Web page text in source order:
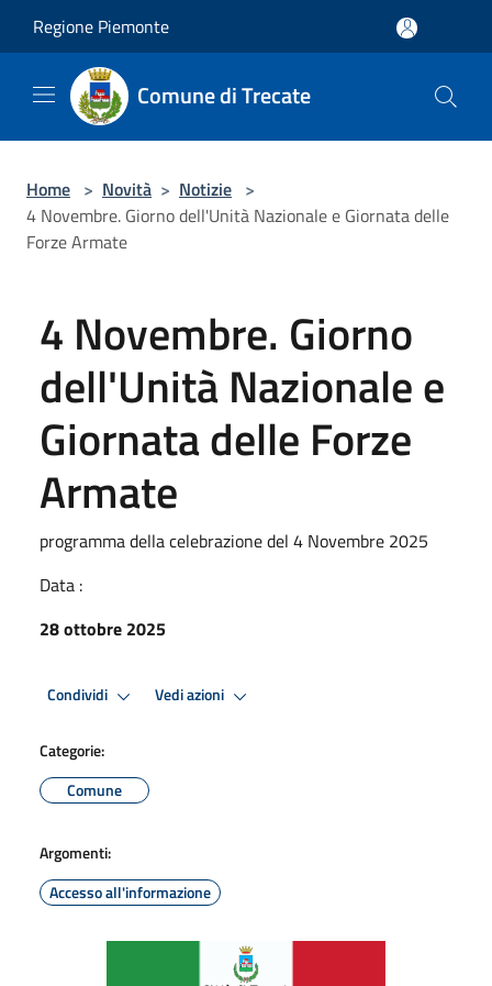
Regione Piemonte
Comune di Trecate
Home > Novità > Notizie >
4 Novembre. Giorno dell'Unità Nazionale e Giornata delle
Forze Armate
4 Novembre. Giorno
dell'Unità Nazionale e
Giornata delle Forze
Armate
programma della celebrazione del 4 Novembre 2025
Data :
28 ottobre 2025
Condividi Vedi azioni
Categorie:
Comune
Argomenti:
Accesso all'informazione